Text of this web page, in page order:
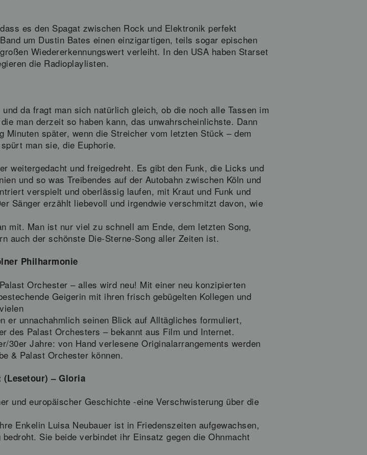
es den Spagat zwischen Rock und Elektronik perfekt
um Dustin Bates einen einzigartigen, teils sogar epischen
Wiedererkennungswert verleiht. In den USA haben Starset
die Radioplaylisten.
da fragt man sich natürlich gleich, ob die noch alle Tassen im
man derzeit so haben kann, das unwahrscheinlichste. Dann
später, wenn die Streicher vom letzten Stück – dem
man sie, die Euphorie.
weitergedacht und freigedreht. Es gibt den Funk, die Licks und
und so was Treibendes auf der Autobahn zwischen Köln und
verspielt und oberlässig laufen, mit Kraut und Funk und
Sänger erzählt liebevoll und irgendwie verschmitzt davon, wie
mit. Man ist nur viel zu schnell am Ende, dem letzten Song,
auch der schönste Die-Sterne-Song aller Zeiten ist.
Philharmonie
Orchester – alles wird neu! Mit einer neu konzipierten
Geigerin mit ihren frisch gebügelten Kollegen und
er unnachahmlich seinen Blick auf Alltägliches formuliert,
des Palast Orchesters – bekannt aus Film und Internet.
Jahre: von Hand verlesene Originalarrangements werden
& Palast Orchester können.
(Lesetour) – Gloria
und europäischer Geschichte -eine Verschwisterung über die
Enkelin Luisa Neubauer ist in Friedenszeiten aufgewachsen,
Sie beide verbindet ihr Einsatz gegen die Ohnmacht